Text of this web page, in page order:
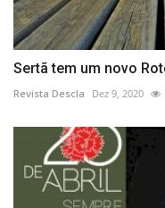
Sertã tem um novo
Revista Descla Dez 9, 2020